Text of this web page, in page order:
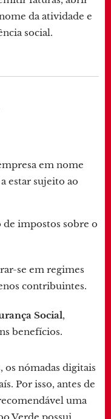
da atividade e
social.
em nome
estar sujeito ao
de impostos sobre o
se em regimes
contribuintes.
Social,
benefícios.
os nómadas digitais
Por isso, antes de
uma